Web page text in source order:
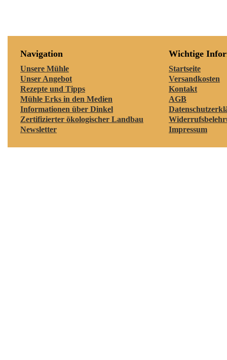
Navigation
Unsere Mühle
Unser Angebot
Rezepte und Tipps
Mühle Erks in den Medien
Informationen über Dinkel
Zertifizierter ökologischer Landbau
Newsletter
Wichtige
Startseite
Versandkosten
Kontakt
AGB
Impressum